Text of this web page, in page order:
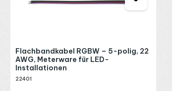
Flachbandkabel RGBW – 5-polig, 22
AWG, Meterware für LED-
Installationen
22401